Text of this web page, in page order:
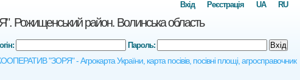
район. Волинська область
"ЗОРЯ" - Агрокарта України, карта посівів, посівні площі, агросправочник
RU
UA
Реєстрація
Вхід
Пароль: Вхід